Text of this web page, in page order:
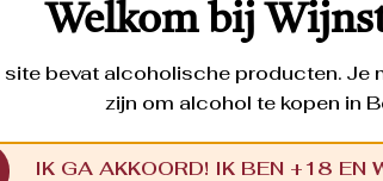
flessen fris wit
Welkom bij
site bevat alcoholische producten. Je
zijn om alcohol te kopen in
IK GA AKKOORD! IK BEN +18 EN